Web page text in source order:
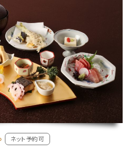
ネット予約可